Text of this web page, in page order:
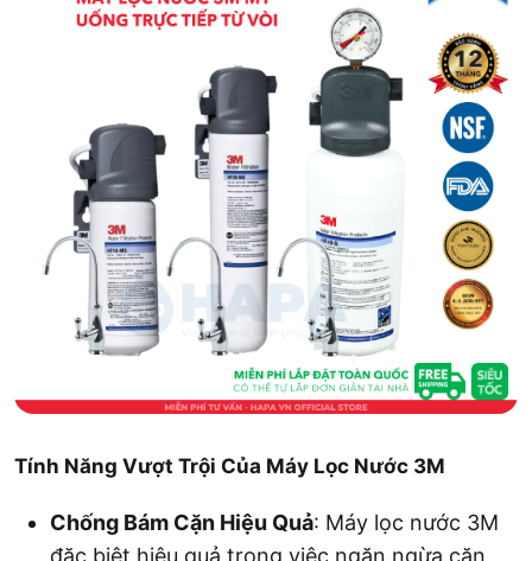
Tính Năng Vượt Trội Của Máy Lọc Nước 3M
Chống Bám Cặn Hiệu Quả: Máy lọc nước 3M
đặc biệt hiệu quả trong việc ngăn ngừa cặn